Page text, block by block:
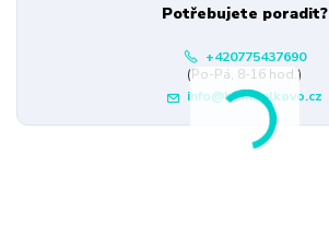
Potřebujete poradit?
+420775437690
(Po-Pá, 8-16 hod.)
info@bambulkovo.cz